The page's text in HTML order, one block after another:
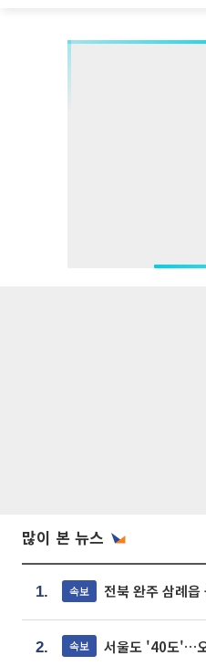
많이 본 뉴스
1. 속보 전북 완주 삼례읍
2. 속보 서울도 '40도'…